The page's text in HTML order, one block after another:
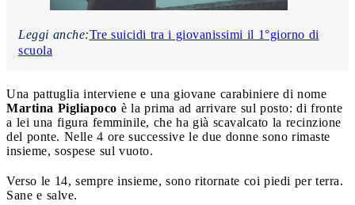
Leggi anche:Tre suicidi tra i giovanissimi il 1°giorno di
scuola
Una pattuglia interviene e una giovane carabiniere di nome
Martina Pigliapoco è la prima ad arrivare sul posto: di fronte
a lei una figura femminile, che ha già scavalcato la recinzione
del ponte. Nelle 4 ore successive le due donne sono rimaste
insieme, sospese sul vuoto.
Verso le 14, sempre insieme, sono ritornate coi piedi per terra.
Sane e salve.